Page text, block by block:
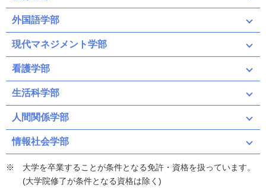
外国語学部
現代マネジメント学部
看護学部
生活科学部
人間関係学部
情報社会学部
大学を卒業することが条件となる免許・資格を扱っています。
(大学院修了が条件となる資格は除く)